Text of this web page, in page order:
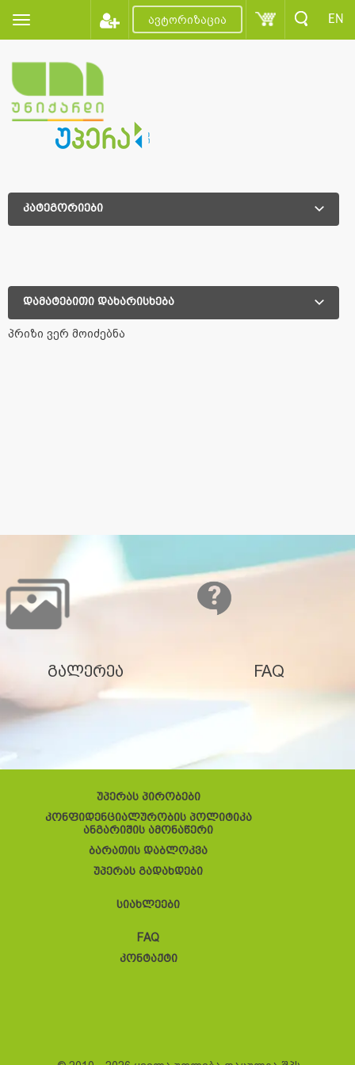
ავტორიზაცია EN
კატეგორიები
დამატებითი დახარისხება
პრიზი ვერ მოიძებნა
გალერეა FAQ
უპერას პირობები
კონფიდენციალურობის პოლიტიკა
ანგარიშის ამონაწერი
ბარათის დაბლოკვა
უპერას გადახდები
სიახლეები
FAQ
კონტაქტი